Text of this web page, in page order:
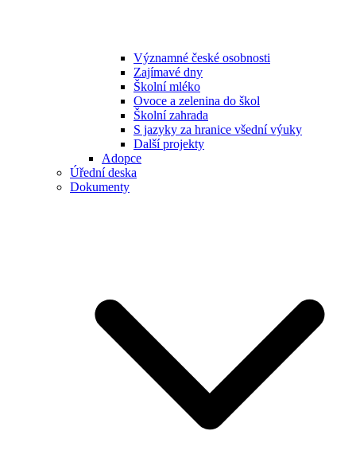
Významné české osobnosti
Zajímavé dny
Školní mléko
Ovoce a zelenina do škol
Školní zahrada
S jazyky za hranice všední výuky
Další projekty
Adopce
Úřední deska
Dokumenty